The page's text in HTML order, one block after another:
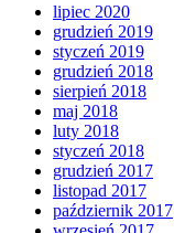
lipiec 2020
grudzień 2019
styczeń 2019
grudzień 2018
sierpień 2018
maj 2018
luty 2018
styczeń 2018
grudzień 2017
listopad 2017
październik 2017